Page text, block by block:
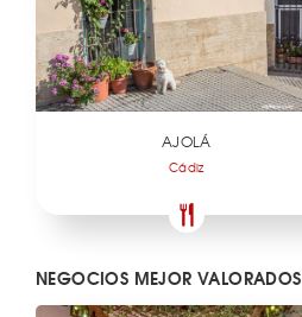
AJOLÁ
Cádiz
NEGOCIOS MEJOR VALORADOS